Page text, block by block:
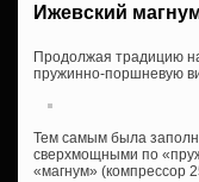
Ижевский
Продолжая традицию
пружинно-поршневую
Тем самым была
сверхмощными по
«магнум» (компрессор